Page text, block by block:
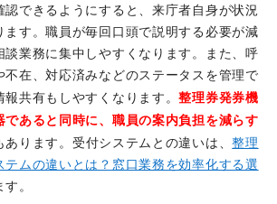
認できるようにすると、来庁者自身が状況
ます。職員が毎回口頭で説明する必要が減
談業務に集中しやすくなります。また、呼
不在、対応済みなどのステータスを管理で
報共有もしやすくなります。整理券発券機
であると同時に、職員の案内負担を減らす
あります。受付システムとの違いは、整理
テムの違いとは？窓口業務を効率化する選
。